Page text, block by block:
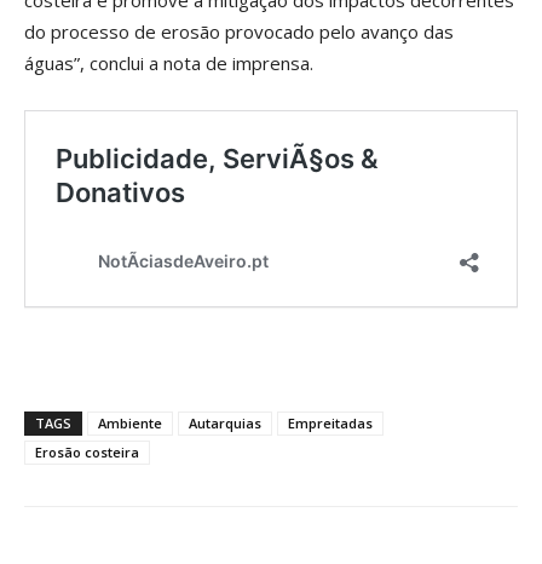
do processo de erosão provocado pelo avanço das
águas”, conclui a nota de imprensa.
TAGS Ambiente Autarquias
Empreitadas
Erosão costeira